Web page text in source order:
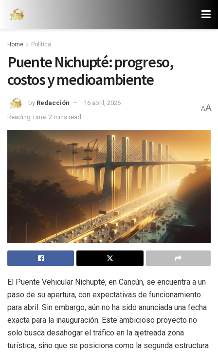
Home Política
Puente Nichupté: progreso,
costos y medioambiente
by Redacción
16 abril, 2026
Reading Time: 2 mins read
AA
El Puente Vehicular Nichupté, en Cancún, se encuentra a un
paso de su apertura, con expectativas de funcionamiento
para abril. Sin embargo, aún no ha sido anunciada una fecha
exacta para la inauguración. Este ambicioso proyecto no
solo busca desahogar el tráfico en la ajetreada zona
turística, sino que se posiciona como la segunda estructura